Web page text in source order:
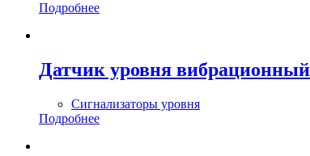
Подробнее
Датчик уровня
Сигнализаторы уровня
Подробнее